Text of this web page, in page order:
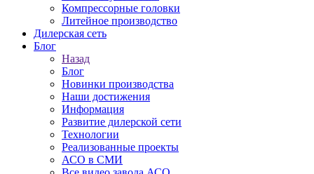
Компрессорные головки
Литейное производство
Дилерская сеть
Блог
Назад
Блог
Новинки производства
Наши достижения
Информация
Развитие дилерской сети
Технологии
Реализованные проекты
АСО в СМИ